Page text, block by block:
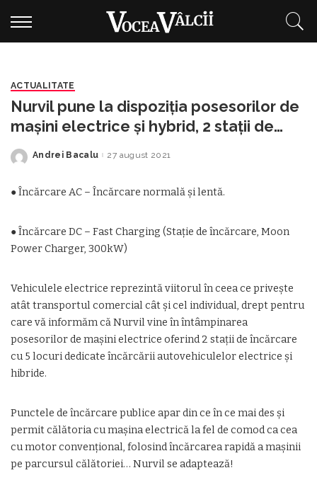
ACTUALITATE
Nurvil pune la dispoziția posesorilor de
mașini electrice și hybrid, 2 stații de
încărcare cu acces permanent
Posted
Andrei Bacalu 27 august 2021
● Încărcare AC – Încărcare normală și lentă.
● Încărcare DC – Fast Charging (Stație de încărcare, Moon
Power Charger, 300kW)
Vehiculele electrice reprezintă viitorul în ceea ce privește
atât transportul comercial cât și cel individual, drept pentru
care vă informăm că Nurvil vine în întâmpinarea
posesorilor de mașini electrice oferind 2 stații de încărcare
cu 5 locuri dedicate încărcării autovehiculelor electrice și
hibride.
Punctele de încărcare publice apar din ce în ce mai des și
permit călătoria cu mașina electrică la fel de comod ca cea
cu motor convențional, folosind încărcarea rapidă a mașinii
pe parcursul călătoriei… Nurvil se adaptează!